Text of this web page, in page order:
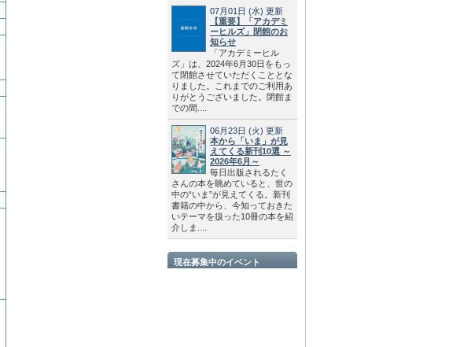
07月01日 (水) 更新
【重要】「アカデミ
ーヒルズ」閉館のお
知らせ
「アカデミーヒル
ズ」は、2024年6月30日をもっ
て閉館させていただくこととな
りました。これまでのご利用あ
りがとうございました。閉館ま
での間....
06月23日 (火) 更新
本から「いま」が見
えてくる新刊10選 ～
2026年6月～
毎日出版されるたく
さんの本を眺めていると、世の
中の“いま”が見えてくる。新刊
書籍の中から、今知っておきた
いテーマを扱った10冊の本を紹
介しま....
現在募集中のイベント